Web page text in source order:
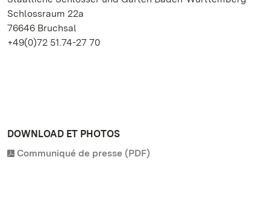
Schlossraum 22a
76646 Bruchsal
+49(0)72 51.74-27 70
DOWNLOAD ET PHOTOS
Communiqué de presse (PDF)